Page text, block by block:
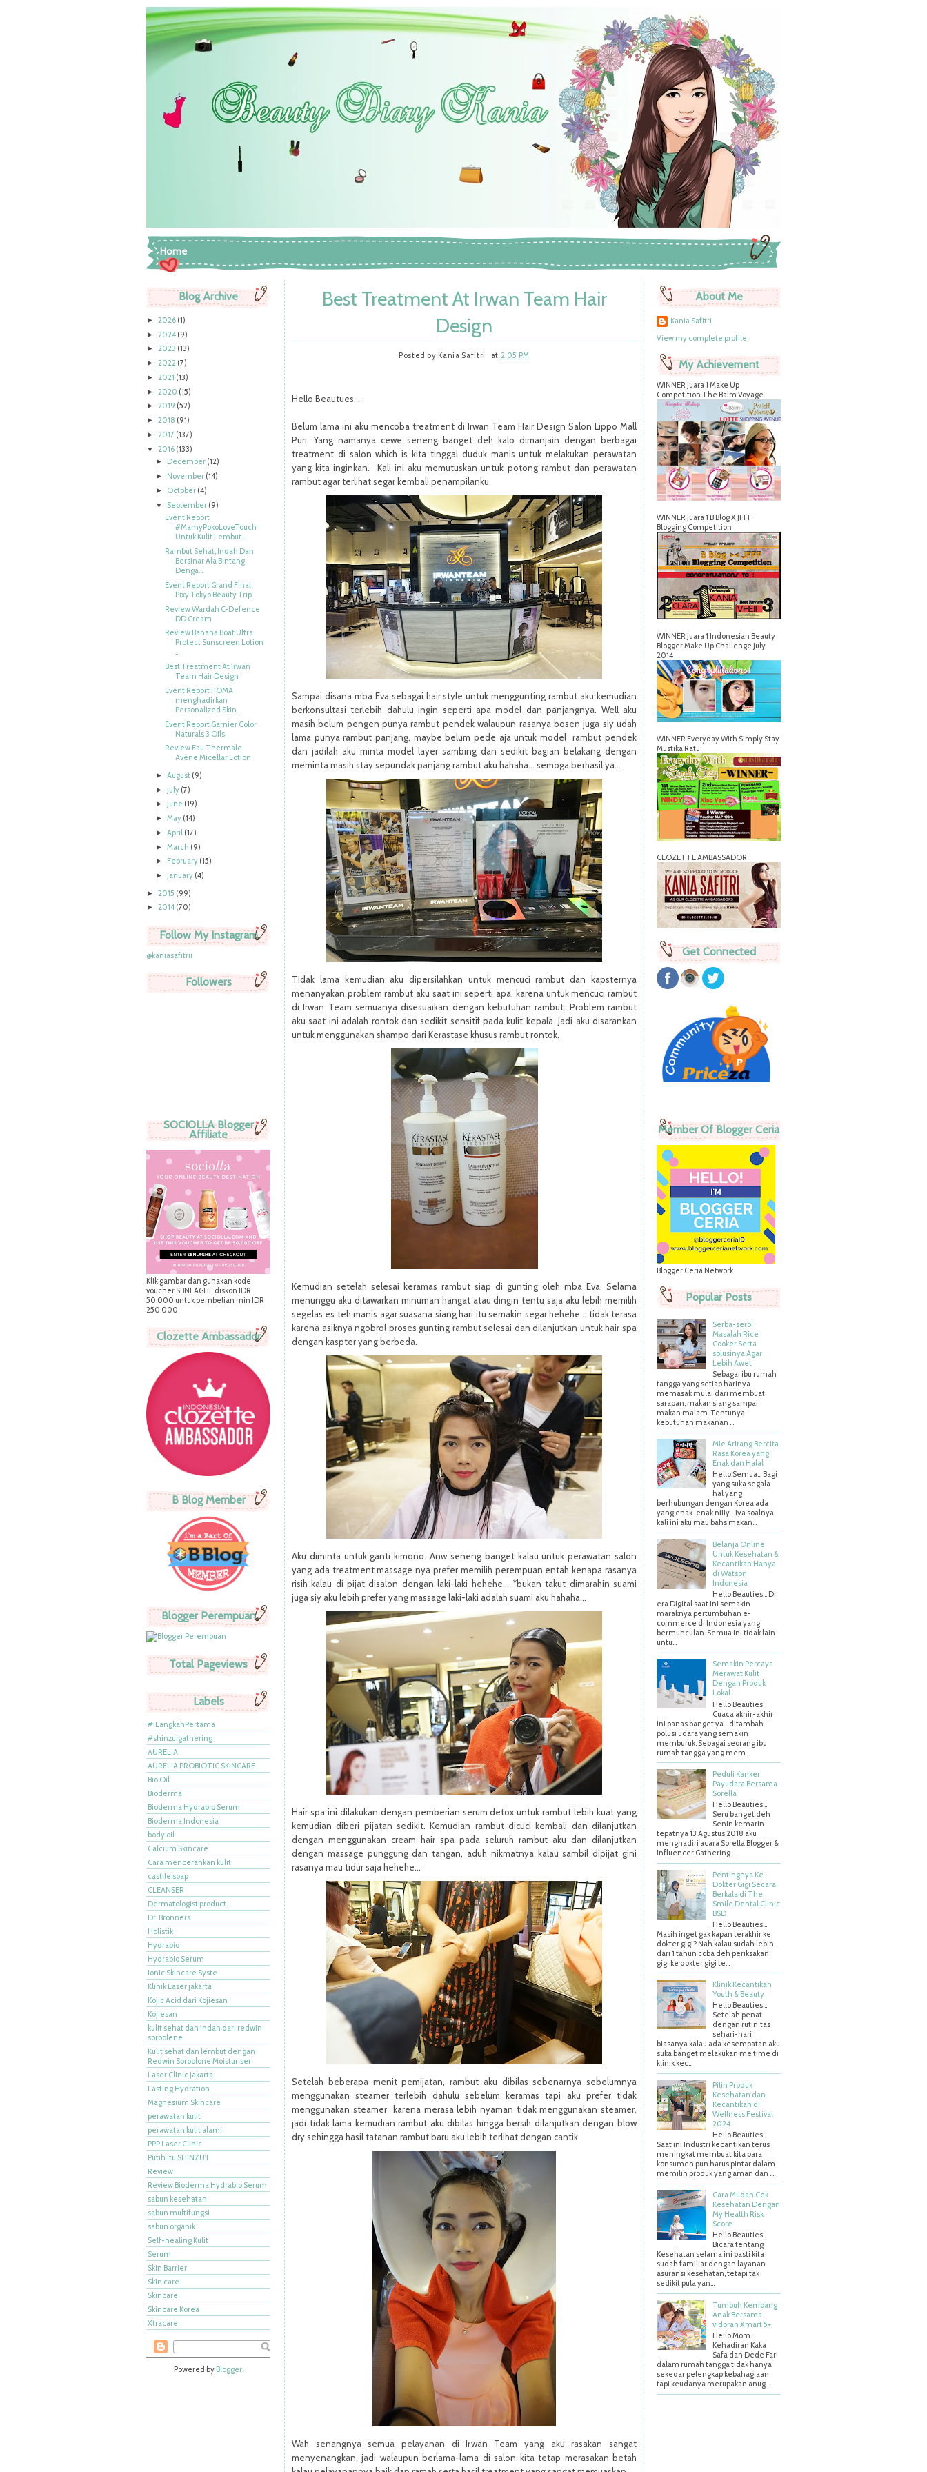
Home
Blog Archive
► 2026 (1)
► 2024 (9)
► 2023 (13)
► 2022 (7)
► 2021 (13)
► 2020 (15)
► 2019 (52)
► 2018 (91)
► 2017 (137)
▼ 2016 (133)
► December (12)
► November (14)
► October (4)
▼ September (9)
Event Report
#MamyPokoLoveTouch
Untuk Kulit Lembut...
Rambut Sehat, Indah Dan
Bersinar Ala Bintang
Denga...
Event Report Grand Final
Pixy Tokyo Beauty Trip
Review Wardah C-Defence
DD Cream
Review Banana Boat Ultra
Protect Sunscreen Lotion
...
Best Treatment At Irwan
Team Hair Design
Event Report : IOMA
menghadirkan
Personalized Skin...
Event Report Garnier Color
Naturals 3 Oils
Review Eau Thermale
Avène Micellar Lotion
► August (9)
► July (7)
► June (19)
►May (14)
► April (17)
►March (9)
► February (15)
► January (4)
► 2015 (99)
► 2014 (70)
Follow My Instagram
@kaniasafitrii
Followers
SOCIOLLA Blogger
Affiliate
Klik gambar dan gunakan kode
voucher SBNLAGHE diskon IDR
50.000 untuk pembelian min IDR
250.000
Clozette Ambassador
B Blog Member
Blogger Perempuan
Total Pageviews
Labels
#iLangkahPertama
#shinzuigathering
AURELIA
AURELIA PROBIOTIC SKINCARE
Bio Oil
Bioderma
Bioderma Hydrabio Serum
Bioderma Indonesia
body oil
Calcium Skincare
Cara mencerahkan kulit
castile soap
CLEANSER
Dermatologist product.
Dr. Bronners
Holistik
Hydrabio
Hydrabio Serum
Ionic Skincare Syste
Klinik Laser jakarta
Kojic Acid dari Kojiesan
Kojiesan
kulit sehat dan indah dari redwin
sorbolene
Kulit sehat dan lembut dengan
Redwin Sorbolone Moisturiser
Laser Clinic Jakarta
Lasting Hydration
Magnesium Skincare
perawatan kulit
perawatan kulit alami
PPP Laser Clinic
Putih Itu SHINZU'I
Review
Review Bioderma Hydrabio Serum
sabun kesehatan
sabun multifungsi
sabun organik
Self-healing Kulit
Serum
Skin Barrier
Skin care
Skincare
Skincare Korea
Xtracare
Powered by Blogger.
Best Treatment At Irwan Team Hair
Design
Posted by Kania Safitri at 2:05 PM
Hello Beautues...
Belum lama ini aku mencoba treatment di Irwan Team Hair Design Salon Lippo Mall
Puri. Yang namanya cewe seneng banget deh kalo dimanjain dengan berbagai
treatment di salon which is kita tinggal duduk manis untuk melakukan perawatan
yang kita inginkan. Kali ini aku memutuskan untuk potong rambut dan perawatan
rambut agar terlihat segar kembali penampilanku.
Sampai disana mba Eva sebagai hair style untuk menggunting rambut aku kemudian
berkonsultasi terlebih dahulu ingin seperti apa model dan panjangnya. Well aku
masih belum pengen punya rambut pendek walaupun rasanya bosen juga siy udah
lama punya rambut panjang, maybe belum pede aja untuk model rambut pendek
dan jadilah aku minta model layer sambing dan sedikit bagian belakang dengan
meminta masih stay sepundak panjang rambut aku hahaha... semoga berhasil ya...
Tidak lama kemudian aku dipersilahkan untuk mencuci rambut dan kapsternya
menanyakan problem rambut aku saat ini seperti apa, karena untuk mencuci rambut
di Irwan Team semuanya disesuaikan dengan kebutuhan rambut. Problem rambut
aku saat ini adalah rontok dan sedikit sensitif pada kulit kepala. Jadi aku disarankan
untuk menggunakan shampo dari Kerastase khusus rambut rontok.
Kemudian setelah selesai keramas rambut siap di gunting oleh mba Eva. Selama
menunggu aku ditawarkan minuman hangat atau dingin tentu saja aku lebih memilih
segelas es teh manis agar suasana siang hari itu semakin segar hehehe... tidak terasa
karena asiknya ngobrol proses gunting rambut selesai dan dilanjutkan untuk hair spa
dengan kaspter yang berbeda.
Aku diminta untuk ganti kimono. Anw seneng banget kalau untuk perawatan salon
yang ada treatment massage nya prefer memilih perempuan entah kenapa rasanya
risih kalau di pijat disalon dengan laki-laki hehehe... *bukan takut dimarahin suami
juga siy aku lebih prefer yang massage laki-laki adalah suami aku hahaha...
Hair spa ini dilakukan dengan pemberian serum detox untuk rambut lebih kuat yang
kemudian diberi pijatan sedikit. Kemudian rambut dicuci kembali dan dilanjutkan
dengan menggunakan cream hair spa pada seluruh rambut aku dan dilanjutkan
dengan massage punggung dan tangan, aduh nikmatnya kalau sambil dipijat gini
rasanya mau tidur saja hehehe...
Setelah beberapa menit pemijatan, rambut aku dibilas sebenarnya sebelumnya
menggunakan steamer terlebih dahulu sebelum keramas tapi aku prefer tidak
menggunakan steamer karena merasa lebih nyaman tidak menggunakan steamer,
jadi tidak lama kemudian rambut aku dibilas hingga bersih dilanjutkan dengan blow
dry sehingga hasil tatanan rambut baru aku lebih terlihat dengan cantik.
Wah senangnya semua pelayanan di Irwan Team yang aku rasakan sangat
menyenangkan, jadi walaupun berlama-lama di salon kita tetap merasakan betah
About Me
Kania Safitri
View my complete profile
My Achievement
WINNER Juara 1 Make Up
Competition The Balm Voyage
WINNER Juara 1 B Blog X JFFF
Blogging Competition
WINNER Juara 1 Indonesian Beauty
Blogger Make Up Challenge July
2014
WINNER Everyday With Simply Stay
Mustika Ratu
CLOZETTE AMBASSADOR
Get Connected
Member Of Blogger Ceria
Blogger Ceria Network
Popular Posts
Serba-serbi
Masalah Rice
Cooker Serta
solusinya Agar
Lebih Awet
Sebagai ibu rumah
tangga yang setiap harinya
memasak mulai dari membuat
sarapan, makan siang sampai
makan malam. Tentunya
kebutuhan makanan ...
Mie Arirang Bercita
Rasa Korea yang
Enak dan Halal
Hello Semua... Bagi
yang suka segala
hal yang
berhubungan dengan Korea ada
yang enak-enak niiiy... iya soalnya
kali ini aku mau bahs makan...
Belanja Online
Untuk Kesehatan &
Kecantikan Hanya
di Watson
Indonesia
Hello Beauties... Di
era Digital saat ini semakin
maraknya pertumbuhan e-
commerce di Indonesia yang
bermunculan. Semua ini tidak lain
untu...
Semakin Percaya
Merawat Kulit
Dengan Produk
Lokal
Hello Beauties
Cuaca akhir-akhir
ini panas banget ya… ditambah
polusi udara yang semakin
memburuk. Sebagai seorang ibu
rumah tangga yang mem...
Peduli Kanker
Payudara Bersama
Sorella
Hello Beauties…
Seru banget deh
Senin kemarin
tepatnya 13 Agustus 2018 aku
menghadiri acara Sorella Blogger &
Influencer Gathering ...
Pentingnya Ke
Dokter Gigi Secara
Berkala di The
Smile Dental Clinic
BSD
Hello Beauties…
Masih inget gak kapan terakhir ke
dokter gigi? Nah kalau sudah lebih
dari 1 tahun coba deh periksakan
gigi ke dokter gigi te...
Klinik Kecantikan
Youth & Beauty
Hello Beauties...
Setelah penat
dengan rutinitas
sehari-hari
biasanya kalau ada kesempatan aku
suka banget melakukan me time di
klinik kec...
Pilih Produk
Kesehatan dan
Kecantikan di
Wellness Festival
2024
Hello Beauties…
Saat ini Industri kecantikan terus
meningkat membuat kita para
konsumen pun harus pintar dalam
memilih produk yang aman dan ...
Cara Mudah Cek
Kesehatan Dengan
My Health Risk
Score
Hello Beauties…
Bicara tentang
Kesehatan selama ini pasti kita
sudah familiar dengan layanan
asuransi kesehatan, tetapi tak
sedikit pula yan...
Tumbuh Kembang
Anak Bersama
vidoran Xmart 5+
Hello Mom..
Kehadiran Kaka
Safa dan Dede Fari
dalam rumah tangga tidak hanya
sekedar pelengkap kebahagiaan
tapi keudanya merupakan anug...